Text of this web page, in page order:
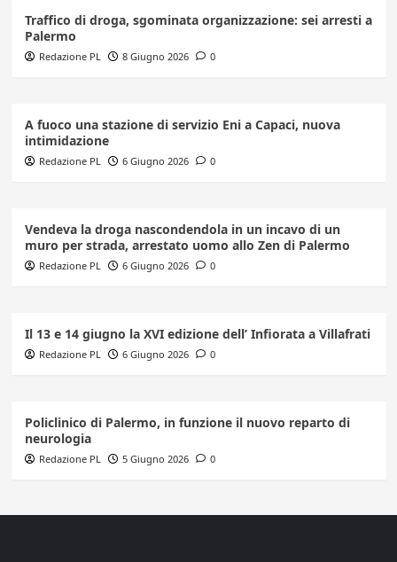
Traffico di droga, sgominata organizzazione: sei arresti a
Palermo
Redazione PL 8 Giugno 2026 0
A fuoco una stazione di servizio Eni a Capaci, nuova
intimidazione
Redazione PL 6 Giugno 2026 0
Vendeva la droga nascondendola in un incavo di un
muro per strada, arrestato uomo allo Zen di Palermo
Redazione PL 6 Giugno 2026 0
Il 13 e 14 giugno la XVI edizione dell’ Infiorata a Villafrati
Redazione PL 6 Giugno 2026 0
Policlinico di Palermo, in funzione il nuovo reparto di
neurologia
Redazione PL 5 Giugno 2026 0